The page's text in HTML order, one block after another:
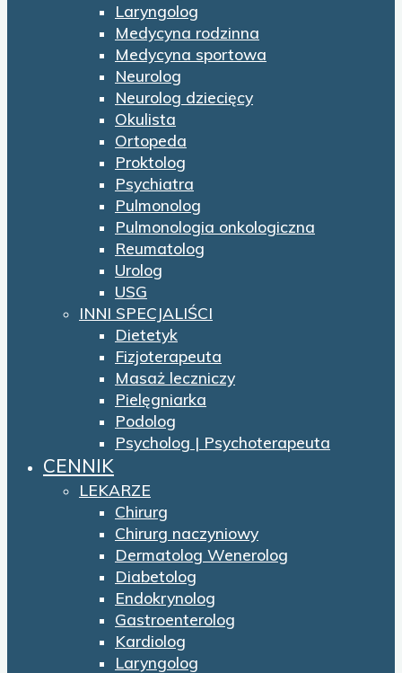
Laryngolog
Medycyna rodzinna
Medycyna sportowa
Neurolog
Neurolog dziecięcy
Okulista
Ortopeda
Proktolog
Psychiatra
Pulmonolog
Pulmonologia onkologiczna
Reumatolog
Urolog
USG
INNI SPECJALIŚCI
Dietetyk
Fizjoterapeuta
Masaż leczniczy
Pielęgniarka
Podolog
Psycholog | Psychoterapeuta
CENNIK
LEKARZE
Chirurg
Chirurg naczyniowy
Dermatolog Wenerolog
Diabetolog
Endokrynolog
Gastroenterolog
Kardiolog
Laryngolog